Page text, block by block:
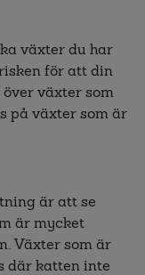
växter du har
för att din
växter som
på växter som är
är att se
är mycket
Växter som är
där katten inte